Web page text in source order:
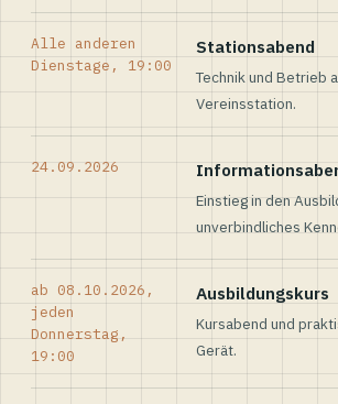
Alle anderen
Dienstage, 19:00
Stationsabend
Technik und Betrieb
Vereinsstation.
24.09.2026
Einstieg in den
unverbindliches
ab 08.10.2026,
jeden
Donnerstag,
19:00
Ausbildungskurs
Kursabend und
Gerät.